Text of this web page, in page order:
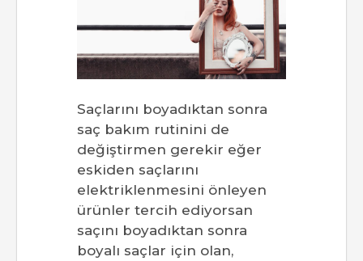
Saçlarını boyadıktan sonra
saç bakım rutinini de
değiştirmen gerekir eğer
eskiden saçlarını
elektriklenmesini önleyen
ürünler tercih ediyorsan
saçını boyadıktan sonra
boyalı saçlar için olan,